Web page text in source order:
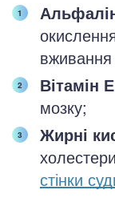
вживання
Вітамін Е
мозку;
Жирні
стінки